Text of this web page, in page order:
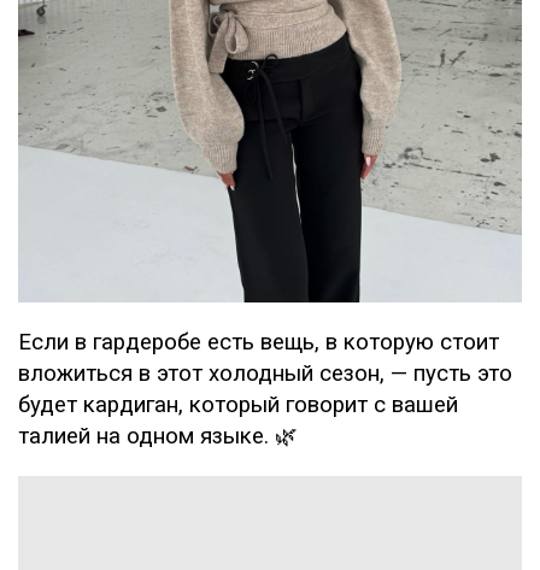
Если в гардеробе есть вещь, в которую стоит
вложиться в этот холодный сезон, — пусть это
будет кардиган, который говорит с вашей
талией на одном языке. 🌿